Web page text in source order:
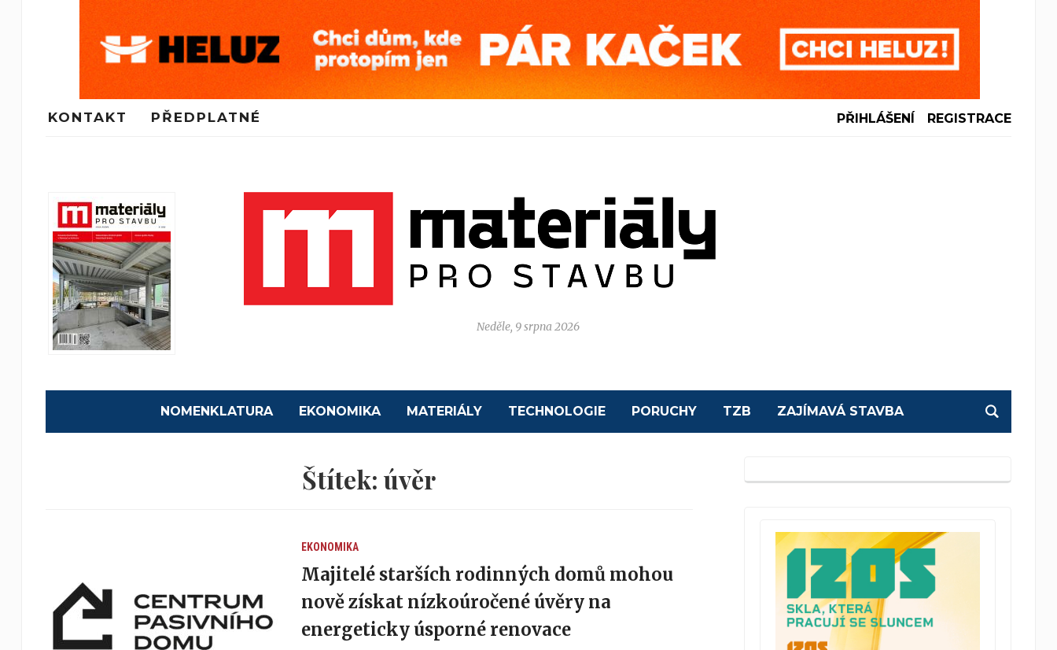
KONTAKT PŘEDPLATNÉ PŘIHLÁŠENÍ REGISTRACE
Neděle, 9 srpna 2026
NOMENKLATURA EKONOMIKA MATERIÁLY TECHNOLOGIE PORUCHY TZB ZAJÍMAVÁ STAVBA
Štítek:úvěr
EKONOMIKA
Majitelé starších rodinných domů mohou
nově získat nízkoúročené úvěry na
energeticky úsporné renovace